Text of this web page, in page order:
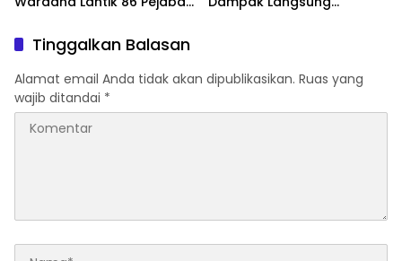
Tinggalkan Balasan
Alamat email Anda tidak akan dipublikasikan. Ruas yang
wajib ditandai *